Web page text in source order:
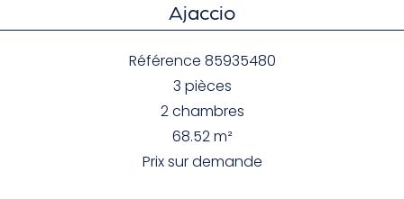
Ajaccio
Référence 85935480
3 pièces
2 chambres
68.52m²
Prix sur demande